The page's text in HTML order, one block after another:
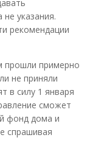
указания.
рекомендации
прошли примерно
не приняли
в силу 1 января
сможет
фонд дома и
спрашивая